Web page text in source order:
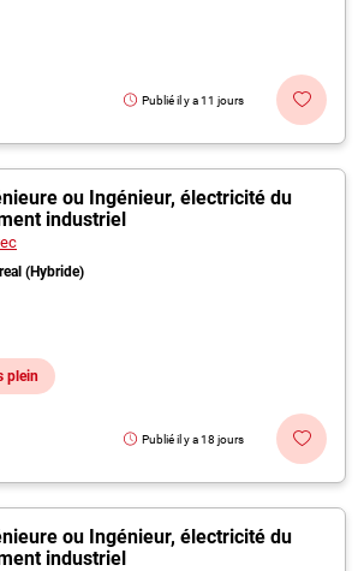
Publié il y a 11 jours
ou Ingénieur, électricité du
industriel
(Hybride)
plein
Publié il y a 18 jours
ou Ingénieur, électricité du
industriel